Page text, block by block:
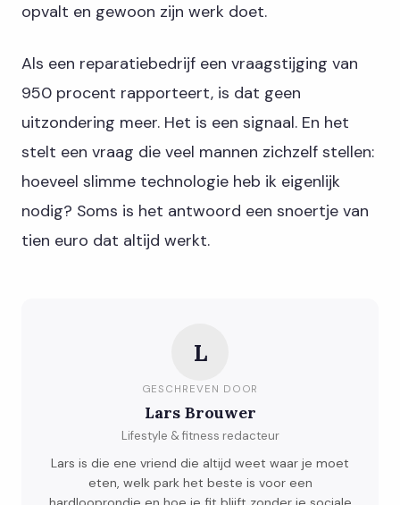
opvalt en gewoon zijn werk doet.
Als een reparatiebedrijf een vraagstijging van
950 procent rapporteert, is dat geen
uitzondering meer. Het is een signaal. En het
stelt een vraag die veel mannen zichzelf stellen:
hoeveel slimme technologie heb ik eigenlijk
nodig? Soms is het antwoord een snoertje van
tien euro dat altijd werkt.
L
GESCHREVEN DOOR
Lars Brouwer
Lifestyle & fitness redacteur
Lars is die ene vriend die altijd weet waar je moet
eten, welk park het beste is voor een